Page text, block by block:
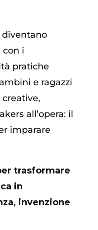
diventano
con i
pratiche
e ragazzi
creative,
all’opera: il
imparare
trasformare
in
invenzione